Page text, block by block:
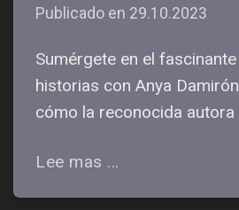
Publicado en 29.10.2023
Sumérgete en el
historias con Anya
cómo la reconocida
Lee mas ...